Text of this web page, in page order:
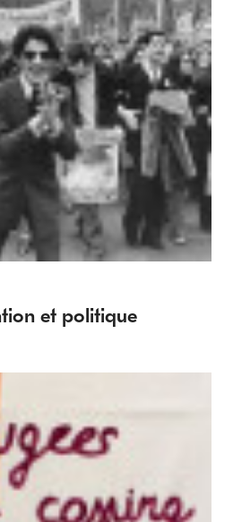
et politique